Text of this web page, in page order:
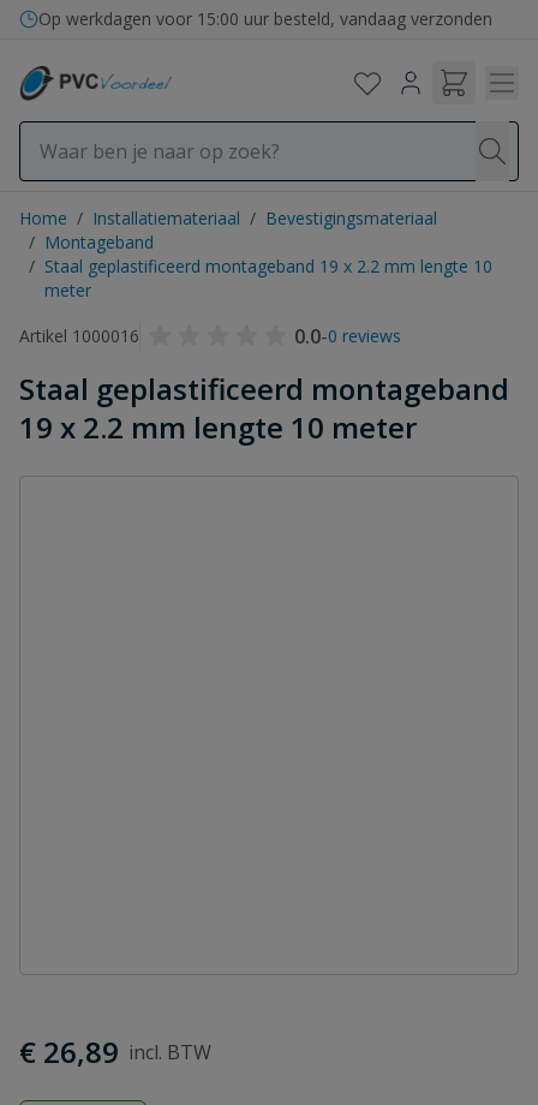
Ga naar de inhoud
Op werkdagen voor 15:00 uur besteld, vandaag verzonden
Home / Installatiemateriaal / Bevestigingsmateriaal
/ Montageband
/ Staal geplastificeerd montageband 19 x 2.2 mm lengte 10
meter
Artikel 1000016
0.0-0 reviews
Staal geplastificeerd montageband
19 x 2.2 mm lengte 10 meter
€ 26,89